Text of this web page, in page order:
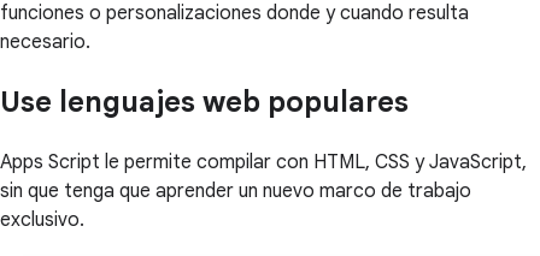
funciones o personalizaciones donde y cuando resulta
necesario.
Use lenguajes web populares
Apps Script le permite compilar con HTML, CSS y JavaScript,
sin que tenga que aprender un nuevo marco de trabajo
exclusivo.